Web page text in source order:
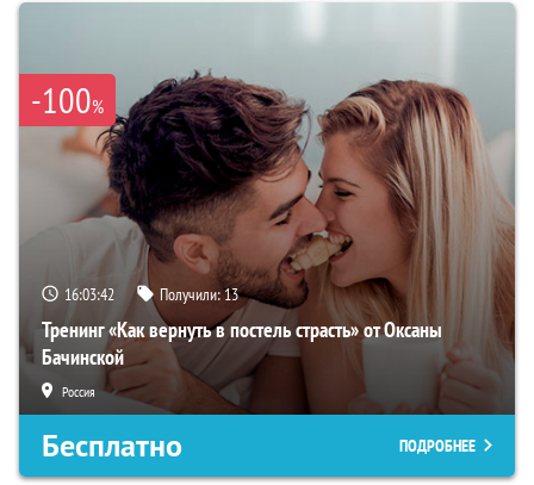
-100%
16:03:41 Получили:13
Тренинг «Как вернуть в постель страсть» от Оксаны
Бачинской
Россия
Бесплатно ПОДРОБНЕЕ